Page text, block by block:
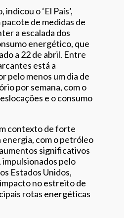
o ‘El País’,
de medidas de
a escalada dos
energético, que
a 22 de abril. Entre
está a
pelo menos um dia de
por semana, com o
e o consumo
contexto de forte
energia, com o petróleo
significativos
impulsionados pelo
Estados Unidos,
no estreito de
rotas energéticas